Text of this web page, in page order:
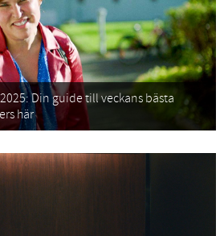
Din guide till veckans bästa
här